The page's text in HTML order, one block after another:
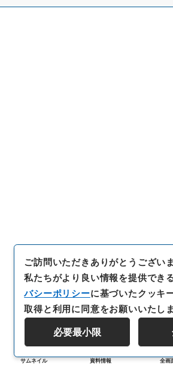
サムネイル 資料情報 全画
ご訪問いただきありがとうございま
私たちがより良い情報を提供でき
バシーポリシーに基づいたクッキ
取得と利用に同意をお願いいたしま
必要最小限